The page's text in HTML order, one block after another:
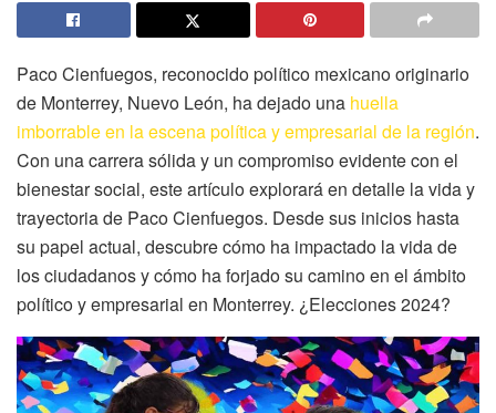
Paco Cienfuegos, reconocido político mexicano originario
de Monterrey, Nuevo León, ha dejado una huella
imborrable en la escena política y empresarial de la región.
Con una carrera sólida y un compromiso evidente con el
bienestar social, este artículo explorará en detalle la vida y
trayectoria de Paco Cienfuegos. Desde sus inicios hasta
su papel actual, descubre cómo ha impactado la vida de
los ciudadanos y cómo ha forjado su camino en el ámbito
político y empresarial en Monterrey. ¿Elecciones 2024?